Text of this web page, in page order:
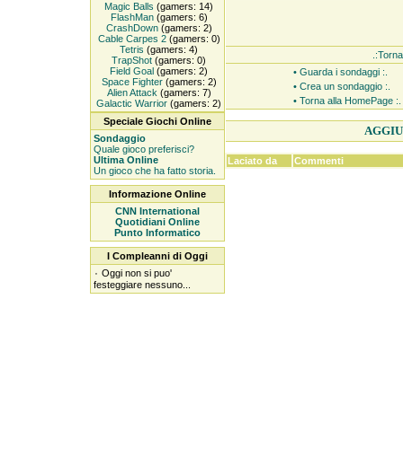
Magic Balls (gamers: 14)
FlashMan(gamers: 6)
CrashDown(gamers: 2)
Cable Carpes 2(gamers: 0)
Tetris (gamers: 4)
TrapShot (gamers: 0)
Field Goal (gamers: 2)
Space Fighter(gamers: 2)
Alien Attack (gamers: 7)
Galactic Warrior (gamers: 2)
Speciale Giochi Online
Sondaggio
Quale gioco preferisci?
Ultima Online
Un gioco che ha fatto storia.
Informazione Online
CNN International
Quotidiani Online
Punto Informatico
I Compleanni di Oggi
۰ Oggi non si puo'
festeggiare nessuno...
• Guarda i sondaggi :.
• Crea un sondaggio :.
• Torna alla HomePage :.
Laciato da Commenti